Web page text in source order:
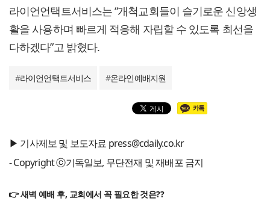
라이언언택트서비스는 “개척교회들이 슬기로운 신앙생
활을 사용하며 빠르게 적응해 자립할 수 있도록 최선을
다하겠다”고 밝혔다.
#라이언언택트서비스 #온라인예배지원
▶ 기사제보 및 보도자료 press@cdaily.co.kr
- Copyright ⓒ기독일보, 무단전재 및 재배포 금지
👉 새벽 예배 후, 교회에서 꼭 필요한 것은??